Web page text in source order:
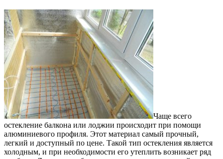
Чаще всего
остекление балкона или лоджии происходит при помощи
алюминиевого профиля. Этот материал самый прочный,
легкий и доступный по цене. Такой тип остекления является
холодным, и при необходимости его утеплить возникает ряд